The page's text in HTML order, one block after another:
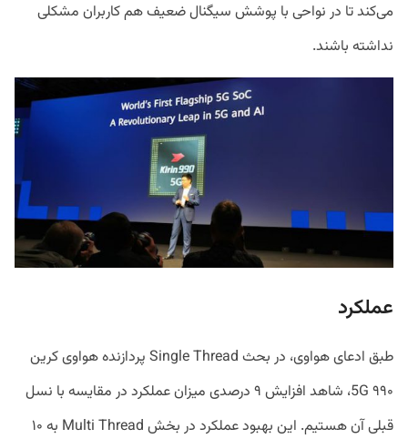
می‌کند تا در نواحی با پوشش سیگنال ضعیف هم کاربران مشکلی
نداشته باشند.
عملکرد
طبق ادعای هواوی، در بحث Single Thread پردازنده هواوی کرین
۹۹۰ 5G، شاهد افزایش ۹ درصدی میزان عملکرد در مقایسه با نسل
قبلی آن هستیم. این بهبود عملکرد در بخش Multi Thread به ۱۰